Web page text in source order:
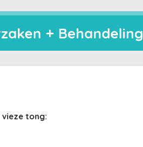
+ Behandeling
tong: